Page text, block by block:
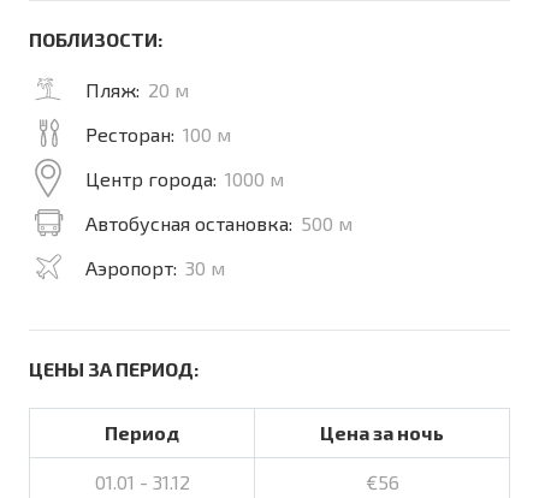
ПОБЛИЗОСТИ:
Пляж: 20 м
Ресторан: 100 м
Центр города: 1000 м
Автобусная остановка: 500 м
Аэропорт: 30 м
ЦЕНЫ ЗА ПЕРИОД:
Период Цена за ночь
01.01 - 31.12 €56